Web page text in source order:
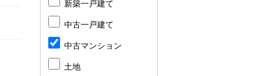
新築一戸建て
中古一戸建て
中古マンション
土地